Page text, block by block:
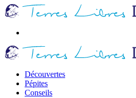
Découvertes
Pépites
Conseils